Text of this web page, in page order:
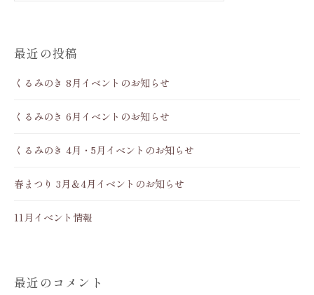
最近の投稿
くるみのき 8月イベントのお知らせ
くるみのき 6月イベントのお知らせ
くるみのき 4月・5月イベントのお知らせ
春まつり 3月＆4月イベントのお知らせ
11月イベント情報
最近のコメント